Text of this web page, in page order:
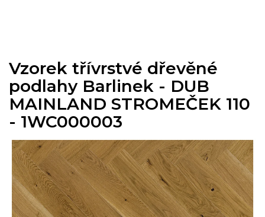
Vzorek třívrstvé dřevěné
podlahy Barlinek - DUB
MAINLAND STROMEČEK 110
- 1WC000003